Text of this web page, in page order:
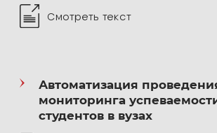
Интернет-технологии
Алгоритмические языки
Смотреть текст
Автоматизация
мониторинга
студентов в вузах